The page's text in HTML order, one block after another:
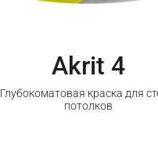
Akrit 4
Глубокоматовая краска для
потолков